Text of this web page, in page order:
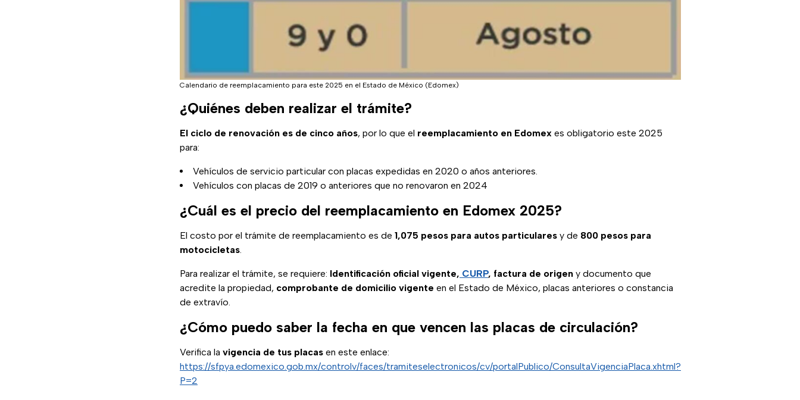
Calendario de reemplacamiento para este 2025 en el Estado de México (Edomex)
¿Quiénes deben realizar el trámite?
El ciclo de renovación es de cinco años, por lo que el reemplacamiento en Edomex es obligatorio este 2025
para:
Vehículos de servicio particular con placas expedidas en 2020 o años anteriores.
Vehículos con placas de 2019 o anteriores que no renovaron en 2024
¿Cuál es el precio del reemplacamiento en Edomex 2025?
El costo por el trámite de reemplacamiento es de 1,075 pesos para autos particulares y de 800 pesos para
motocicletas.
Para realizar el trámite, se requiere: Identificación oficial vigente, CURP, factura de origen y documento que
acredite la propiedad, comprobante de domicilio vigente en el Estado de México, placas anteriores o constancia
de extravío.
¿Cómo puedo saber la fecha en que vencen las placas de circulación?
Verifica la vigencia de tus placas en este enlace:
https://sfpya.edomexico.gob.mx/controlv/faces/tramiteselectronicos/cv/portalPublico/ConsultaVigenciaPlaca.xhtml?
P=2